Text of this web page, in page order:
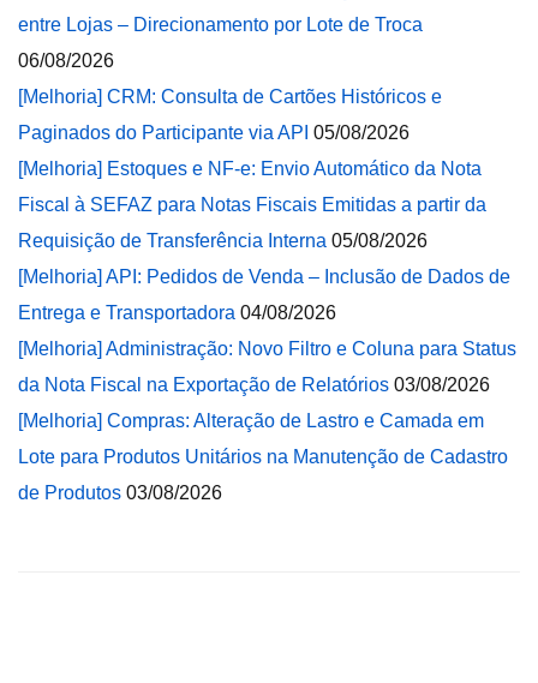
entre Lojas – Direcionamento por Lote de Troca
06/08/2026
[Melhoria] CRM: Consulta de Cartões Históricos e
Paginados do Participante via API 05/08/2026
[Melhoria] Estoques e NF-e: Envio Automático da Nota
Fiscal à SEFAZ para Notas Fiscais Emitidas a partir da
Requisição de Transferência Interna 05/08/2026
[Melhoria] API: Pedidos de Venda – Inclusão de Dados de
Entrega e Transportadora 04/08/2026
[Melhoria] Administração: Novo Filtro e Coluna para Status
da Nota Fiscal na Exportação de Relatórios 03/08/2026
[Melhoria] Compras: Alteração de Lastro e Camada em
Lote para Produtos Unitários na Manutenção de Cadastro
de Produtos 03/08/2026